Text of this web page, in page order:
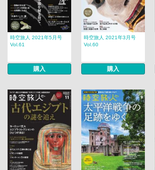
時空旅人 2021年5月号
Vol.61
購入
時空旅人 2021年3月号
Vol.60
購入